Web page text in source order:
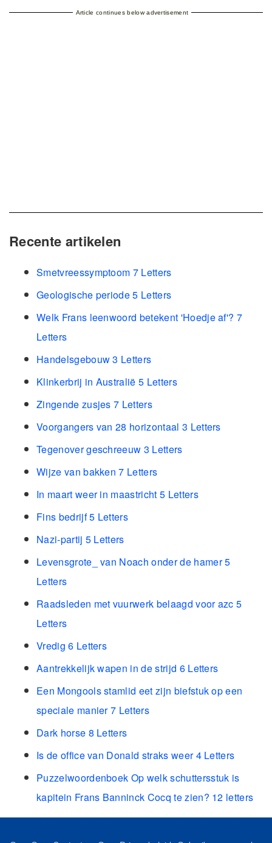
Article continues below advertisement
Recente artikelen
Smetvreessymptoom 7 Letters
Geologische periode 5 Letters
Welk Frans leenwoord betekent 'Hoedje af'? 7
Letters
Handelsgebouw 3 Letters
Klinkerbrij in Australië 5 Letters
Zingende zusjes 7 Letters
Voorgangers van 28 horizontaal 3 Letters
Tegenover geschreeuw 3 Letters
Wijze van bakken 7 Letters
In maart weer in maastricht 5 Letters
Fins bedrijf 5 Letters
Nazi-partij 5 Letters
Levensgrote_ van Noach onder de hamer 5
Letters
Raadsleden met vuurwerk belaagd voor azc 5
Letters
Vredig 6 Letters
Aantrekkelijk wapen in de strijd 6 Letters
Een Mongools stamlid eet zijn biefstuk op een
speciale manier 7 Letters
Dark horse 8 Letters
Is de office van Donald straks weer 4 Letters
Puzzelwoordenboek Op welk schuttersstuk is
kapitein Frans Banninck Cocq te zien? 12 letters